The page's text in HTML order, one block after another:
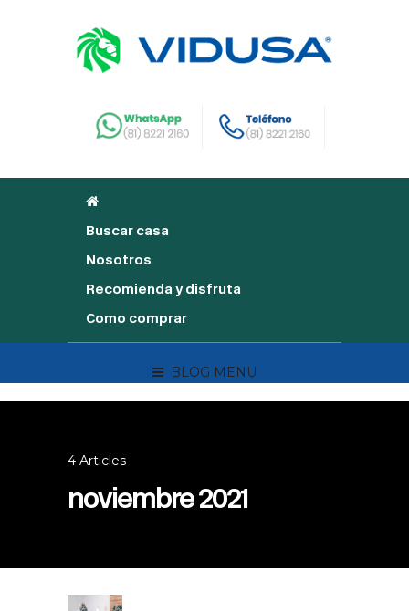
Buscar casa
Nosotros
Recomienda y disfruta
Como comprar
BLOG MENU
4 Articles
noviembre 2021